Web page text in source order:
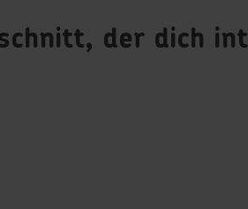
der dich